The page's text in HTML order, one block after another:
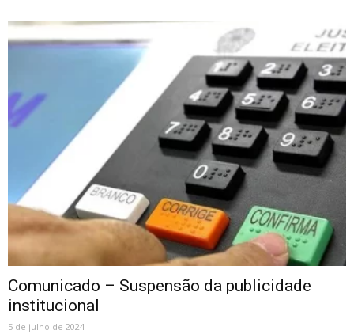
Comunicado – Suspensão da publicidade
institucional
5 de julho de 2024